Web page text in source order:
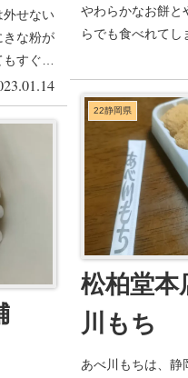
やわらかなお餅と
らでも食べれてし
外せない
きな粉が
すぐに
22静岡県
松柏堂
川もち
あべ川もちは、静